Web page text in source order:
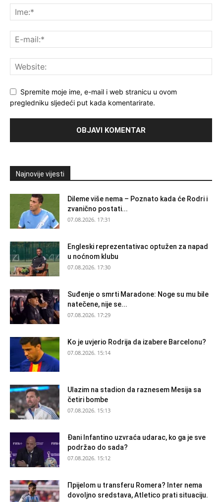
Spremite moje ime, e-mail i web stranicu u ovom
pregledniku sljedeći put kada komentarirate.
Najnovije vijesti
Dileme više nema – Poznato kada će Rodri i
zvanično postati...
07.08.2026. 17:31
Engleski reprezentativac optužen za napad
u noćnom klubu
07.08.2026. 17:30
Suđenje o smrti Maradone: Noge su mu bile
natečene, nije se...
07.08.2026. 17:29
Ko je uvjerio Rodrija da izabere Barcelonu?
07.08.2026. 15:14
Ulazim na stadion da raznesem Mesija sa
četiri bombe
07.08.2026. 15:13
Đani Infantino uzvraća udarac, ko ga je sve
podržao do sada?
07.08.2026. 15:12
Прijelom u transferu Romera? Inter nema
dovoljno sredstava, Atletico prati situaciju.